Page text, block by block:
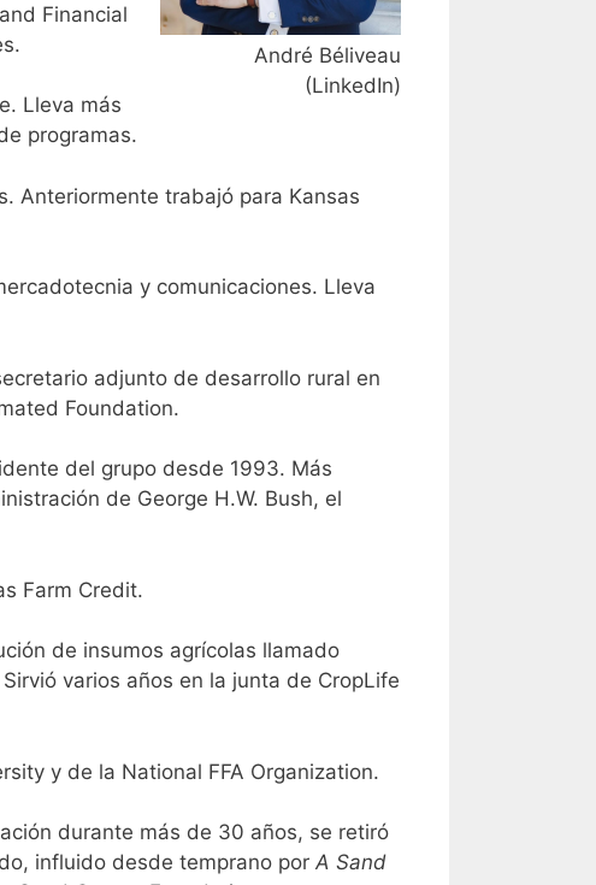
André Béliveau
(LinkedIn)
Financial
Lleva más
programas.
Anteriormente trabajó para Kansas
y comunicaciones. Lleva
adjunto de desarrollo rural en
Foundation.
del grupo desde 1993. Más
de George H.W. Bush, el
Farm Credit.
de insumos agrícolas llamado
varios años en la junta de CropLife
y de la National FFA Organization.
durante más de 30 años, se retiró
influido desde temprano por A Sand